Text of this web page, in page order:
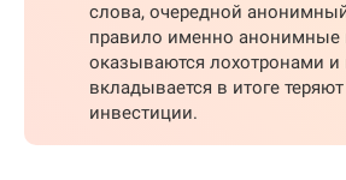
слова, очередной
правило именно анонимные
оказываются лохотронами и
вкладывается в итоге
инвестиции.